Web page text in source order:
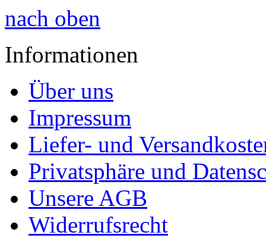
nach oben
Informationen
Über uns
Impressum
Liefer- und
Privatsphäre und
Unsere AGB
Widerrufsrecht